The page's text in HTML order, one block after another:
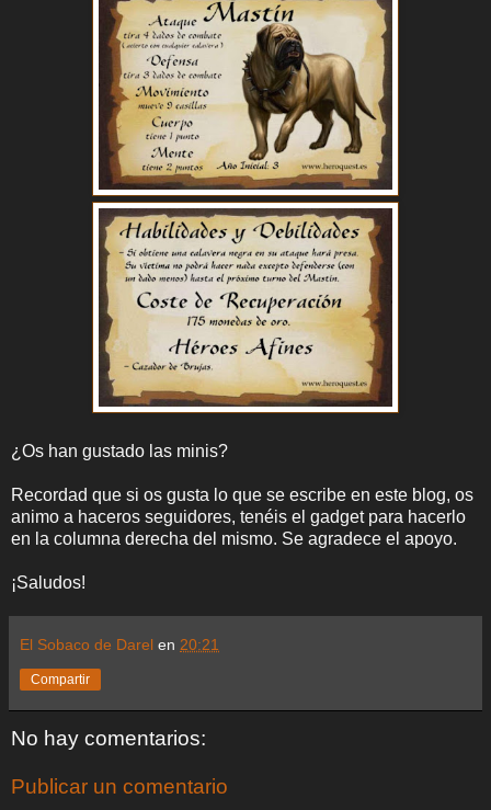
¿Os han gustado las minis?
Recordad que si os gusta lo que se escribe en este blog, os
animo a haceros seguidores, tenéis el gadget para hacerlo
en la columna derecha del mismo. Se agradece el apoyo.
¡Saludos!
El Sobaco de Darel en 20:21
Compartir
No hay comentarios:
Publicar un comentario